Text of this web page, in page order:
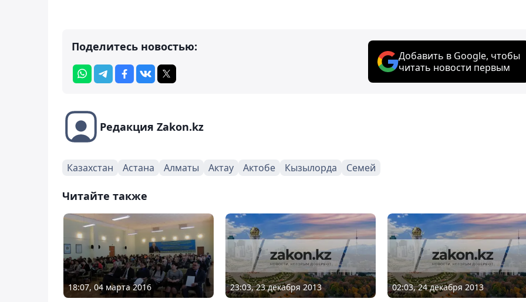
Поделитесь новостью:
Добавить в Google, чтобы
читать новости первым
Редакция Zakon.kz
Казахстан Астана Алматы Актау Актобе Кызылорда Семей
Читайте также
18:07, 04 марта 2016 23:03, 23 декабря 2013 02:03, 24 декабря 2013